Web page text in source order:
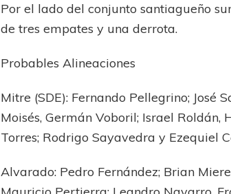
Por el lado del conjunto santiagueño
de tres empates y una derrota.
Probables Alineaciones
Mitre (SDE): Fernando Pellegrino; José
Moisés, Germán Voboril; Israel Roldán,
Torres; Rodrigo Sayavedra y Ezequiel
Alvarado: Pedro Fernández; Brian